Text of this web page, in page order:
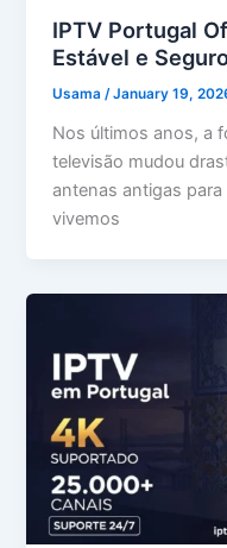
IPTV Portugal
Estável e
Usama/January 19,
Nos últimos anos, a
televisão mudou
antenas antigas
vivemos